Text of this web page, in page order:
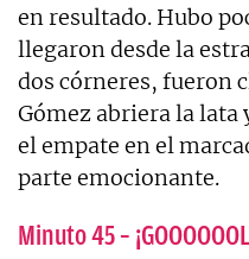
en resultado. Hubo
llegaron desde la
dos córneres, fueron
Gómez abriera la lata
el empate en el
parte emocionante.
Minuto 45 –